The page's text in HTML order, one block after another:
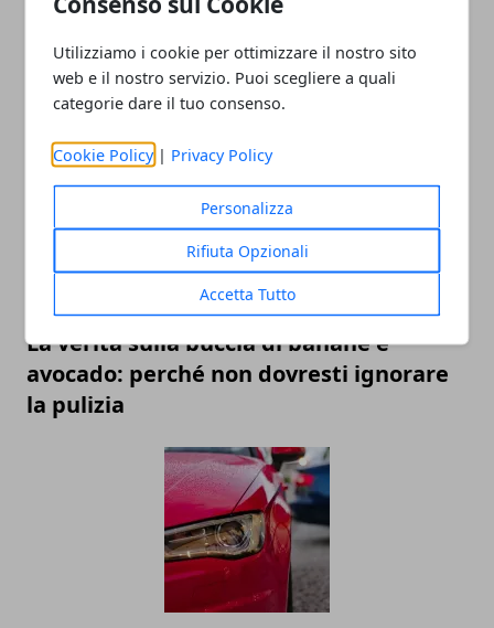
Utilizziamo i cookie per ottimizzare il nostro sito
web e il nostro servizio. Puoi scegliere a quali
categorie dare il tuo consenso.
Cookie Policy | Privacy Policy
Personalizza
Rifiuta Opzionali
Accetta Tutto
Musica e spettacolo: l'arte del booking
cantanti per eventi perfetti
La verità sulla buccia di banane e
avocado: perché non dovresti ignorare
la pulizia